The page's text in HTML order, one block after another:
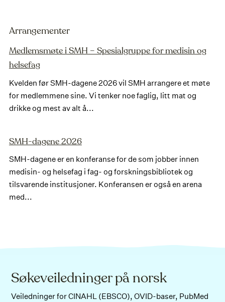
Arrangementer
Medlemsmøte i SMH – Spesialgruppe for medisin og
helsefag
Kvelden før SMH-dagene 2026 vil SMH arrangere et møte
for medlemmene sine. Vi tenker noe faglig, litt mat og
drikke og mest av alt å...
SMH-dagene 2026
SMH-dagene er en konferanse for de som jobber innen
medisin- og helsefag i fag- og forskningsbibliotek og
tilsvarende institusjoner. Konferansen er også en arena
med...
Søkeveiledninger på norsk
Veiledninger for CINAHL (EBSCO), OVID-baser, PubMed